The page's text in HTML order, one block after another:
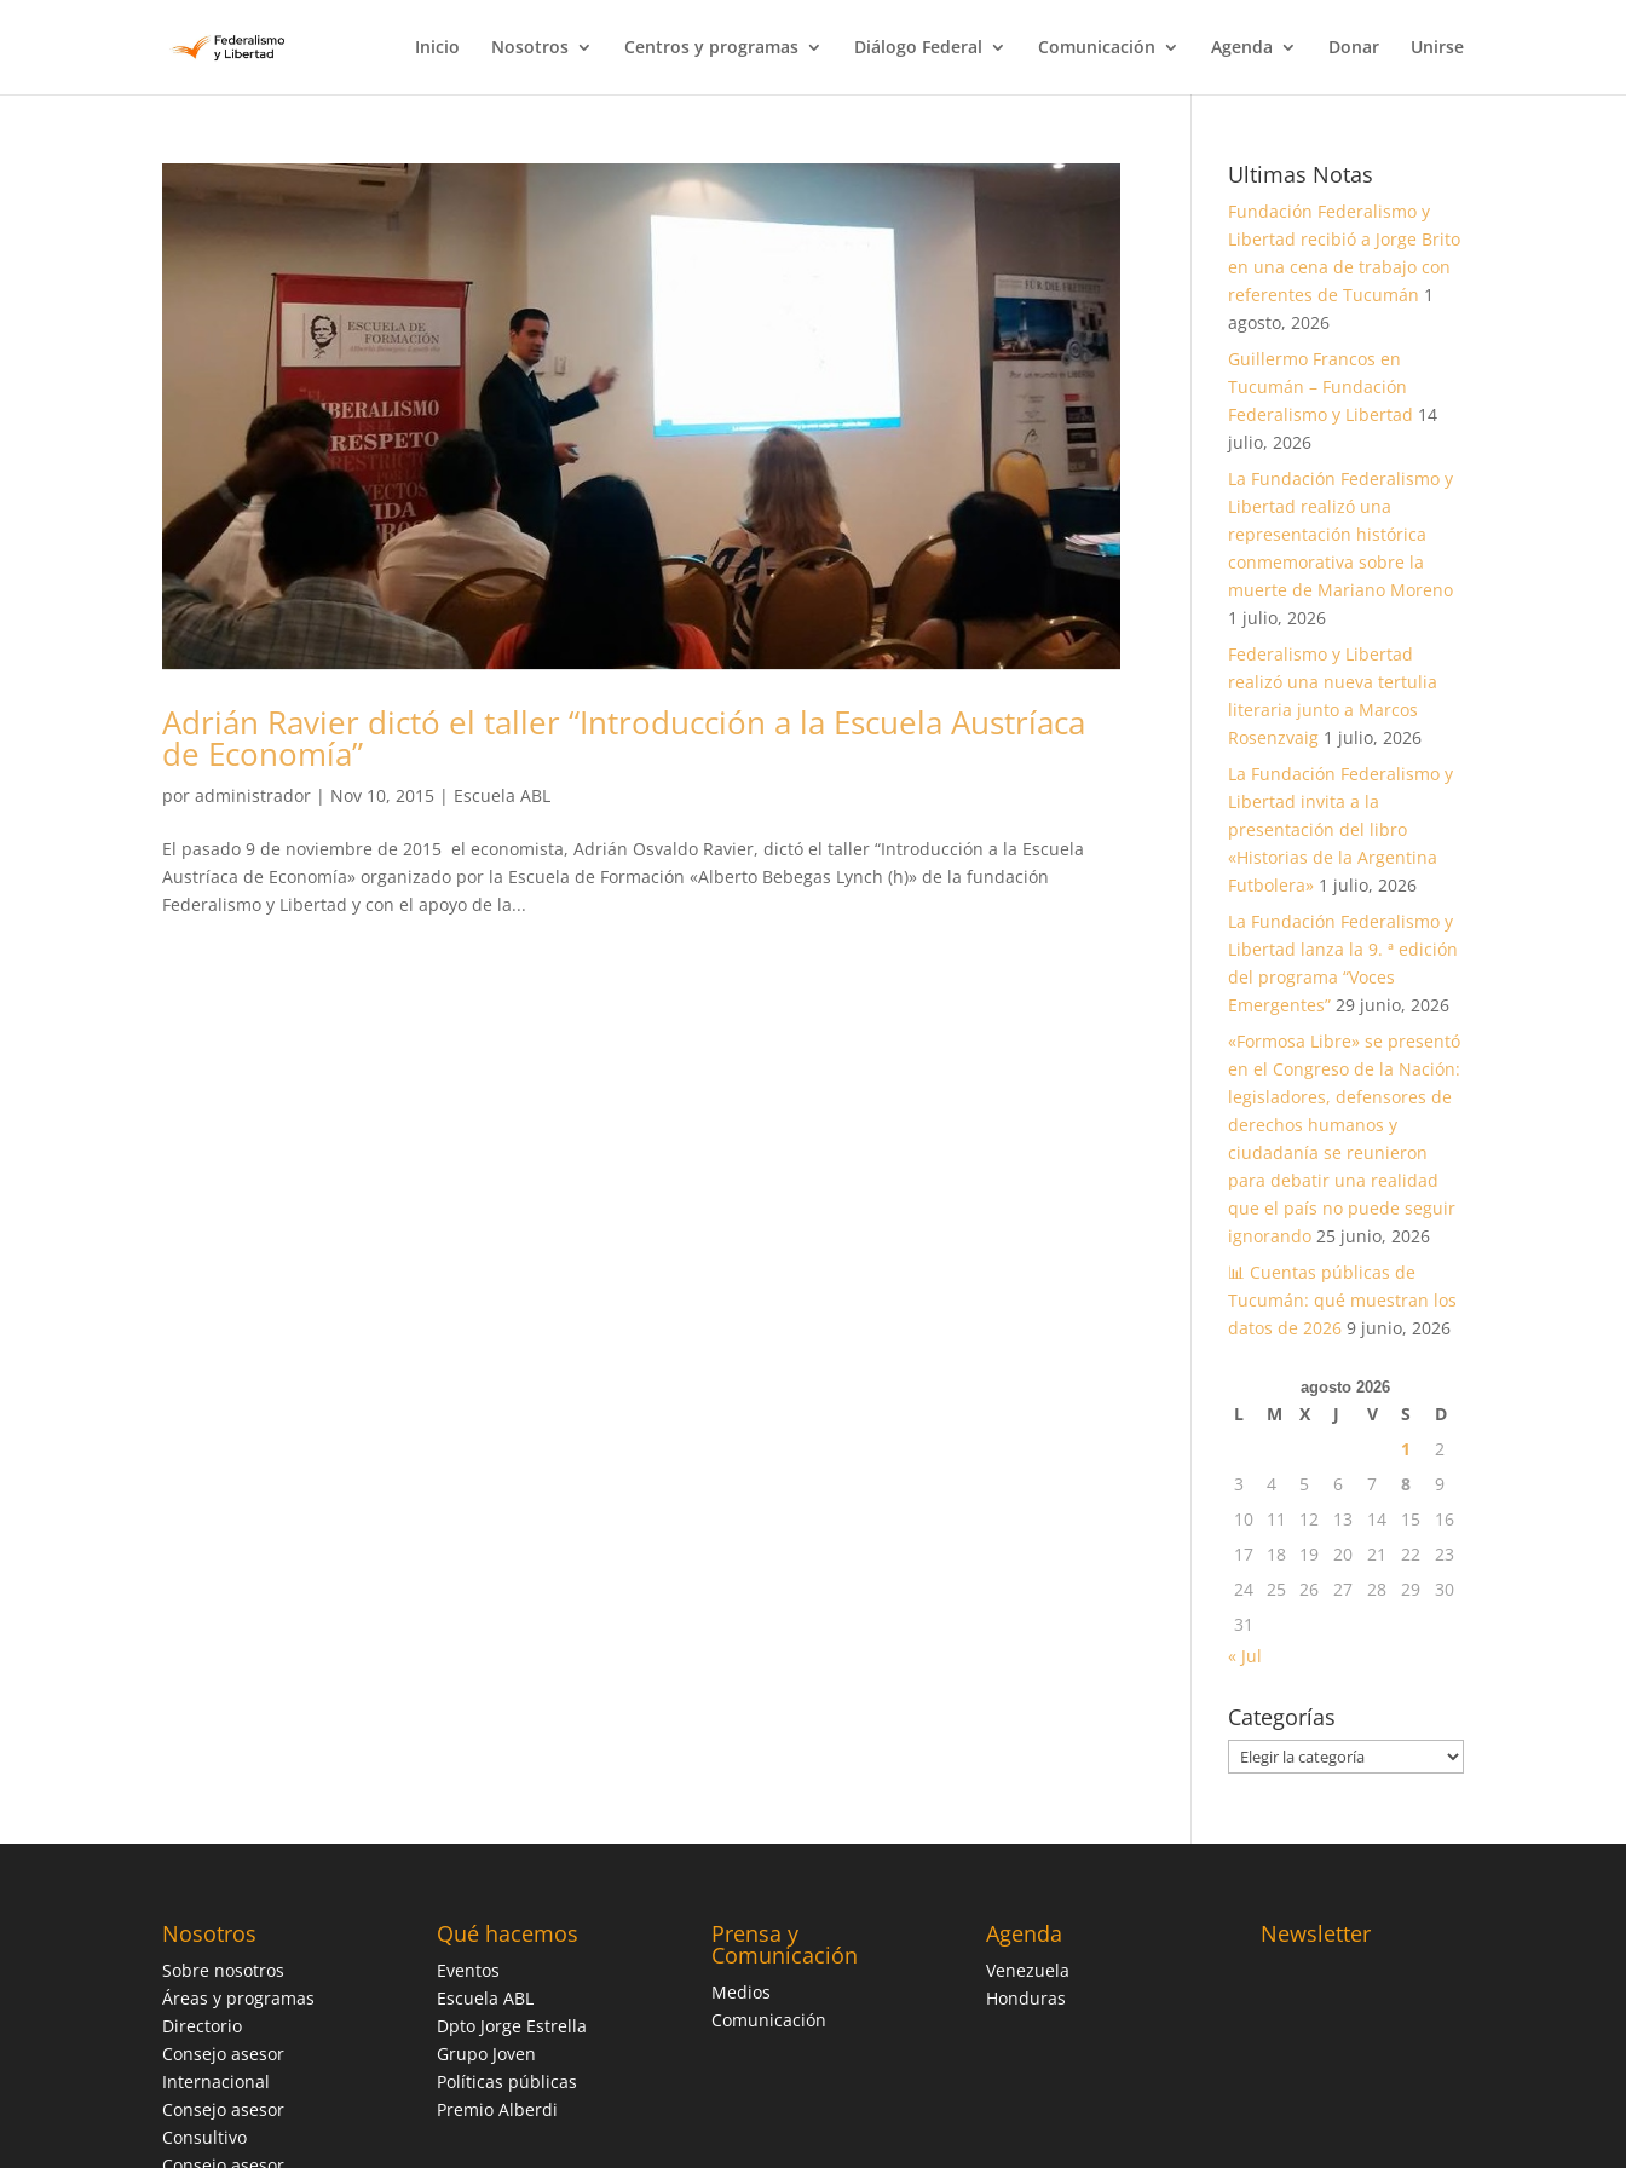
Inicio Nosotros Centros y programas Diálogo Federal Comunicación Agenda Donar Unirse
Adrián Ravier dictó el taller “Introducción a la Escuela Austríaca
de Economía”
poradministrador | Nov 10, 2015 | Escuela ABL
El pasado 9 de noviembre de 2015 el economista, Adrián Osvaldo Ravier, dictó el taller “Introducción a la Escuela
Austríaca de Economía» organizado por la Escuela de Formación «Alberto Bebegas Lynch (h)» de la fundación
Federalismo y Libertad y con el apoyo de la...
Ultimas Notas
Fundación Federalismo y
Libertad recibió a Jorge Brito
en una cena de trabajo con
referentes de Tucumán 1
agosto, 2026
Guillermo Francos en
Tucumán – Fundación
Federalismo y Libertad 14
julio, 2026
La Fundación Federalismo y
Libertad realizó una
representación histórica
conmemorativa sobre la
muerte de Mariano Moreno
1 julio, 2026
Federalismo y Libertad
realizó una nueva tertulia
literaria junto a Marcos
Rosenzvaig 1 julio, 2026
La Fundación Federalismo y
Libertad invita a la
presentación del libro
«Historias de la Argentina
Futbolera» 1 julio, 2026
La Fundación Federalismo y
Libertad lanza la 9. ª edición
del programa “Voces
Emergentes” 29 junio, 2026
«Formosa Libre» se presentó
en el Congreso de la Nación:
legisladores, defensores de
derechos humanos y
ciudadanía se reunieron
para debatir una realidad
que el país no puede seguir
ignorando 25 junio, 2026
📊 Cuentas públicas de
Tucumán: qué muestran los
datos de 2026 9 junio, 2026
agosto 2026
L M X J V S
D
1
2
3
4 5 6 7 8
9
10
11 12 13 14 15
16
17
18 19 20 21 22
23
24 25 26 27 28 29
30
31
« Jul
Categorías
Categorías
Nosotros
Sobre nosotros
Áreas y programas
Directorio
Consejo asesor
Internacional
Consejo asesor
Consultivo
Qué hacemos
Eventos
Escuela ABL
Dpto Jorge Estrella
Grupo Joven
Políticas públicas
Premio Alberdi
Prensa y
Comunicación
Medios
Comunicación
Agenda
Venezuela
Honduras
Newsletter